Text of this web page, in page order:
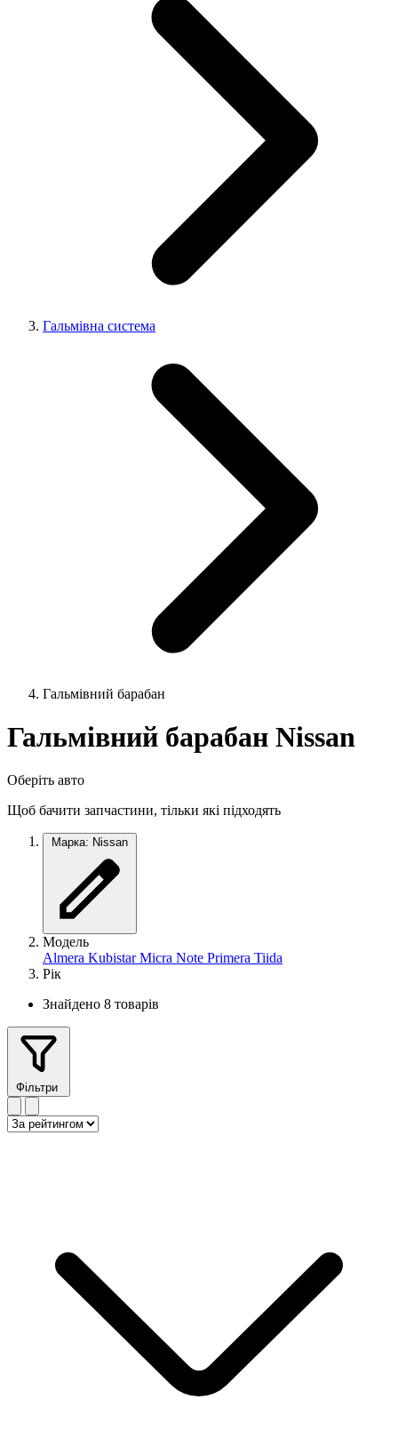
Гальмівна система
Гальмівний барабан
Гальмівний барабан Nissan
Оберіть авто
Щоб бачити запчастини, тільки які підходять
Марка: Nissan
Модель
Almera KubistarMicra Note Primera Tiida
Рік
Знайдено 8 товарів
Фільтри